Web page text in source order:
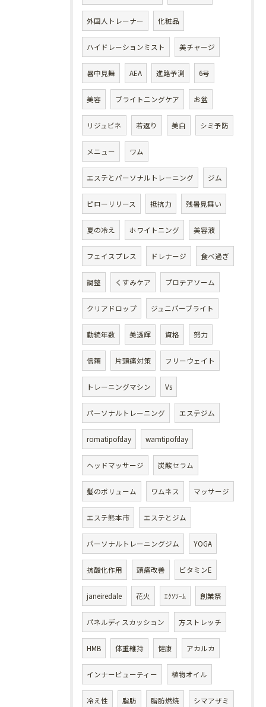
外国人トレーナー 化粧品
ハイドレーションミスト 美チャージ
暑中見舞 AEA 進路予測 6号
美容 ブライトニングケア お盆
リジュビネ 若返り 美白 シミ予防
メニュー ワム
エステとパーソナルトレーニング ジム
ピローリリース 抵抗力 残暑見舞い
夏の冷え ホワイトニング 美容液
フェイスプレス ドレナージ 食べ過ぎ
調整 くすみケア プロテアソーム
クリアドロップ ジュニパーブライト
勤続年数 美透輝 資格 努力
信頼 片頭痛対策 フリーウェイト
トレーニングマシン Vs
パーソナルトレーニング エステジム
romatipofday wamtipofday
ヘッドマッサージ 炭酸セラム
髪のボリューム ワムネス マッサージ
エステ熊本市 エステとジム
パーソナルトレーニングジム YOGA
抗酸化作用 頭痛改善 ビタミンE
janeiredale 花火 ｴｸｿｿｰﾑ 創業祭
パネルディスカッション 方ストレッチ
HMB 体重維持 健康 アカルカ
インナービューティー 植物オイル
冷え性 脂肪 脂肪燃焼 シマアザミ